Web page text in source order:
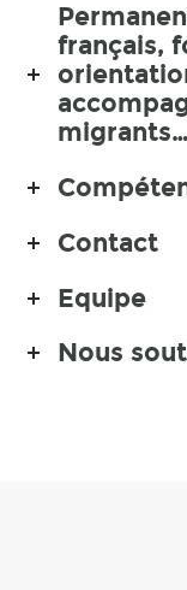
français,
migrants…
Contact
Equipe
Nous